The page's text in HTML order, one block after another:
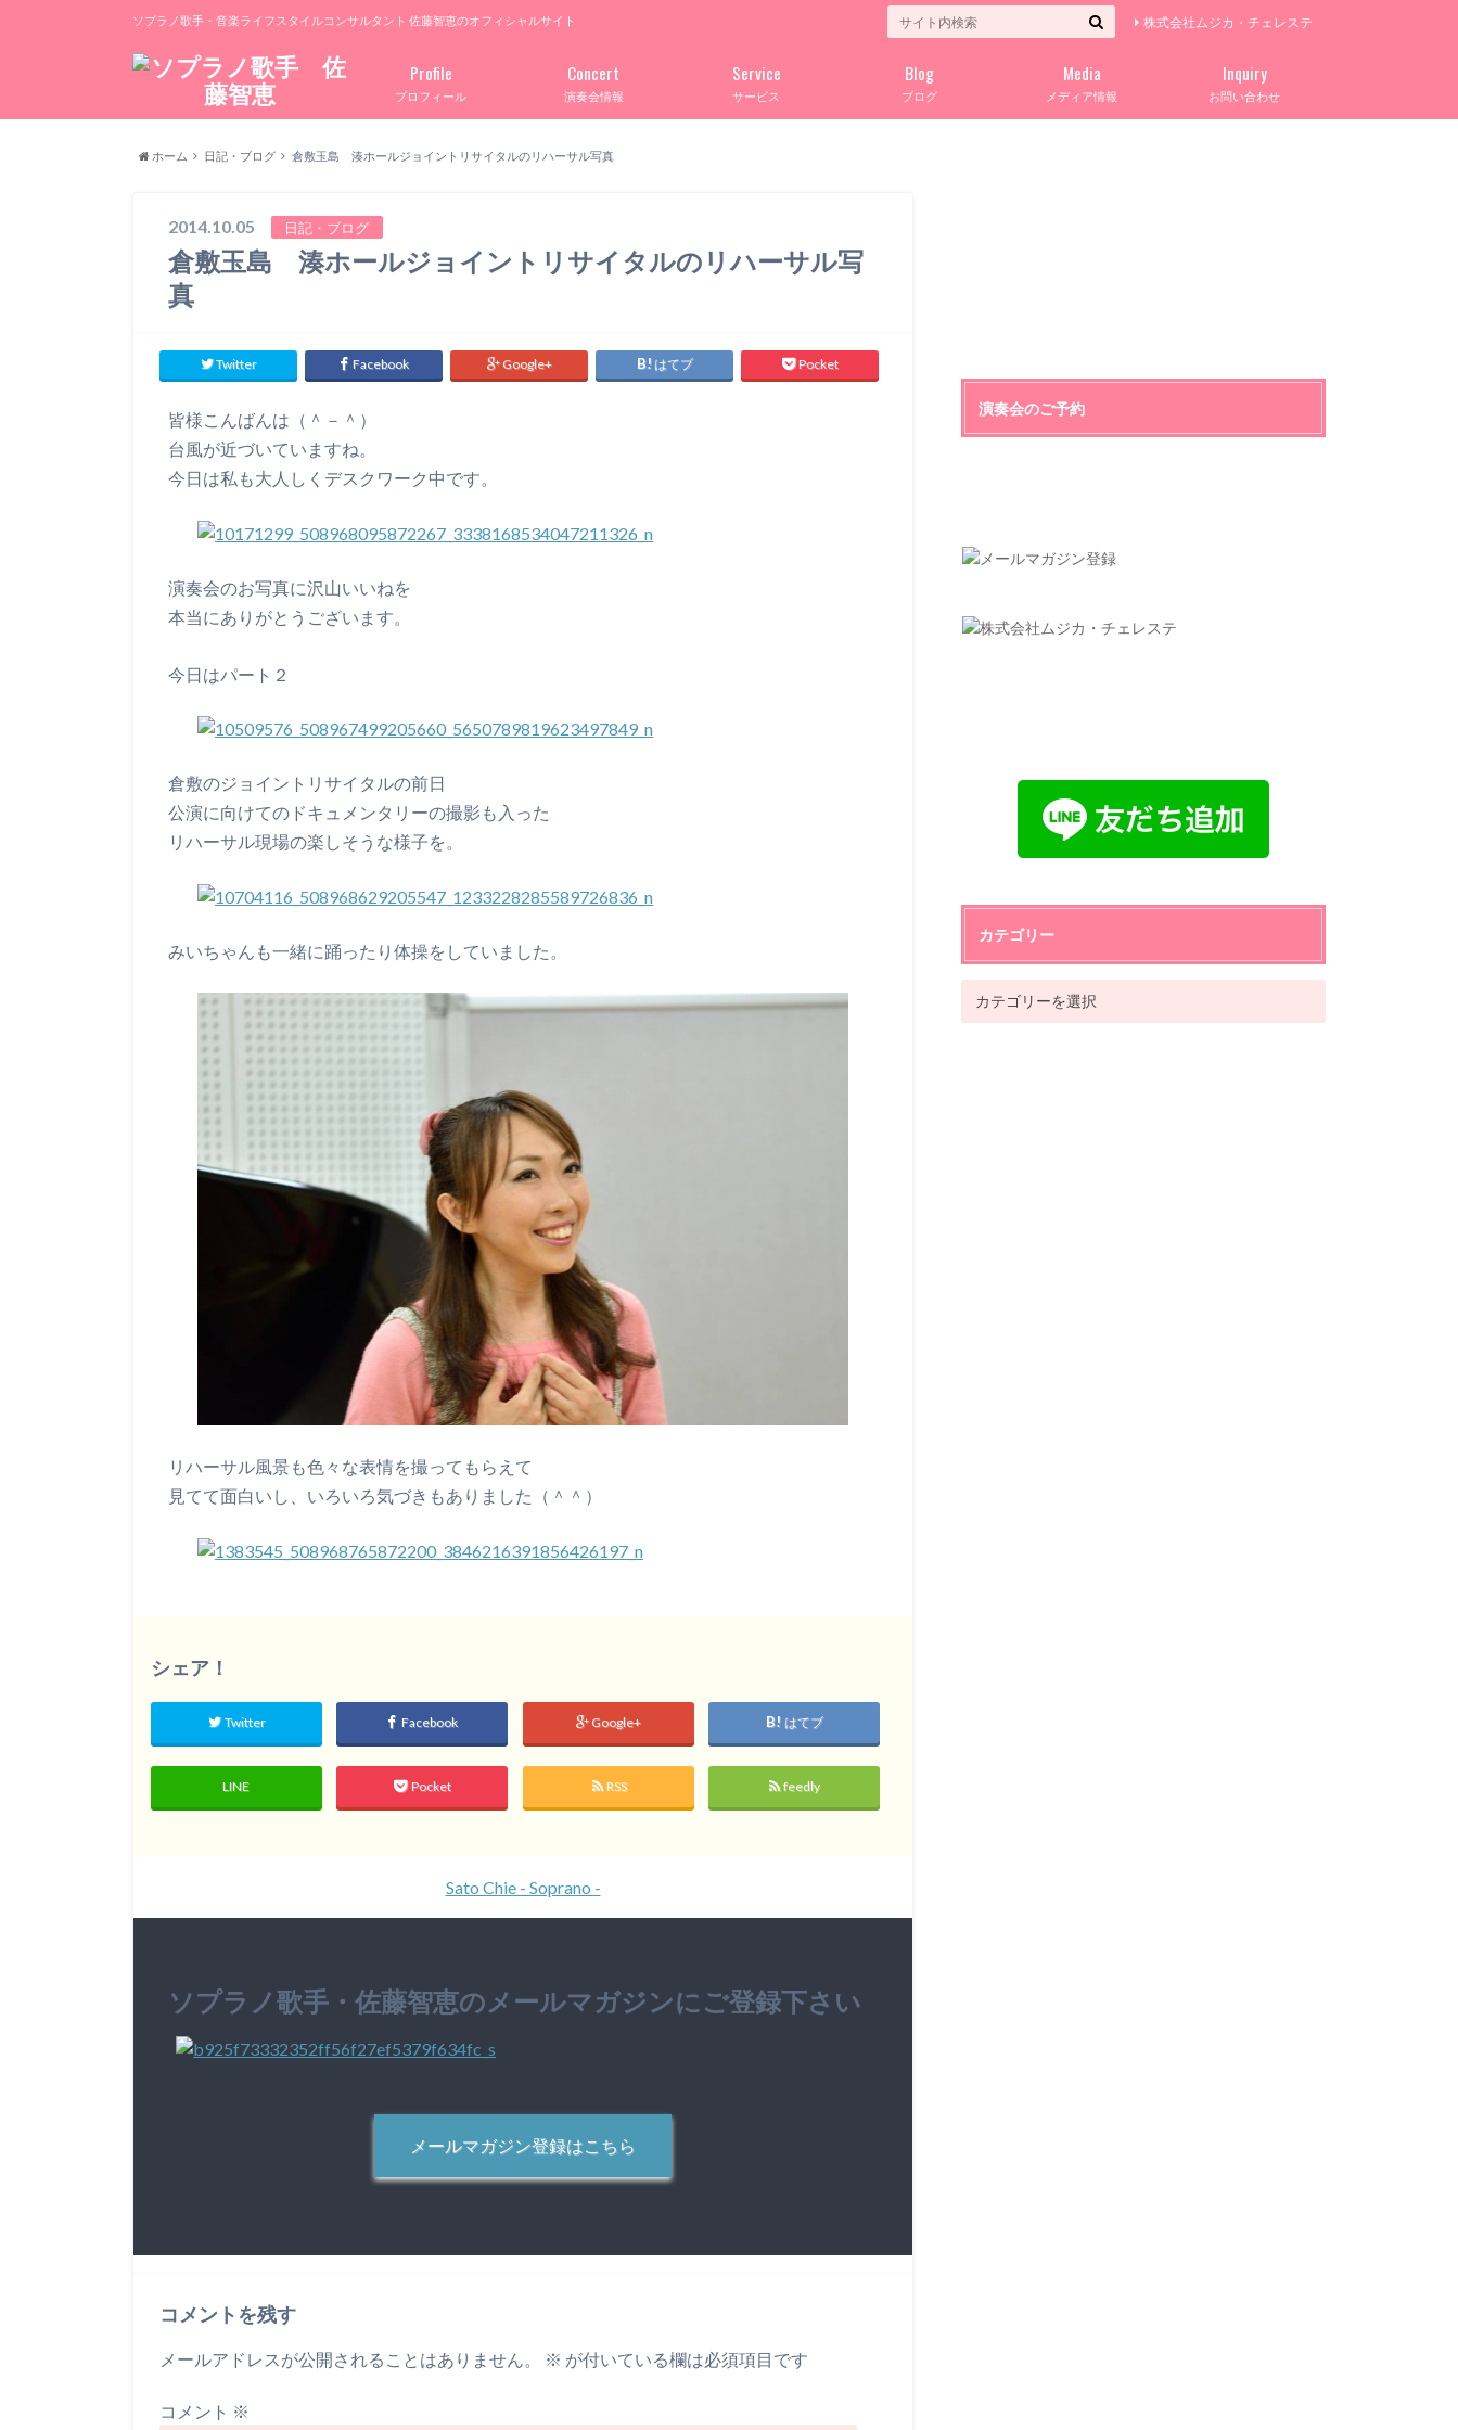
ソプラノ歌手・音楽ライフスタイルコンサルタント 佐藤智恵のオフィシャルサイト 株式会社ムジカ・チェレステ
プロフィール
Profile
演奏会情報
Concert
サービス
Service
ブログ
Blog
メディア情報
Media
お問い合わせ
Inquiry
ホーム 日記・ブログ 倉敷玉島 湊ホールジョイントリサイタルのリハーサル写真
2014.10.05 日記・ブログ
倉敷玉島 湊ホールジョイントリサイタルのリハーサル写
真
Twitter Facebook Google+ はてブ Pocket
皆様こんばんは（＾－＾）
台風が近づいていますね。
今日は私も大人しくデスクワーク中です。
演奏会のお写真に沢山いいねを
本当にありがとうございます。
今日はパート２
倉敷のジョイントリサイタルの前日
公演に向けてのドキュメンタリーの撮影も入った
リハーサル現場の楽しそうな様子を。
みいちゃんも一緒に踊ったり体操をしていました。
リハーサル風景も色々な表情を撮ってもらえて
見てて面白いし、いろいろ気づきもありました（＾＾）
シェア！
Twitter Facebook Google+ はてブ
LINE Pocket RSS feedly
Sato Chie - Soprano -
ソプラノ歌手・佐藤智恵のメールマガジンにご登録下さい
メールマガジン登録はこちら
コメントを残す
メールアドレスが公開されることはありません。 ※ が付いている欄は必須項目です
コメント ※
演奏会のご予約
カテゴリー